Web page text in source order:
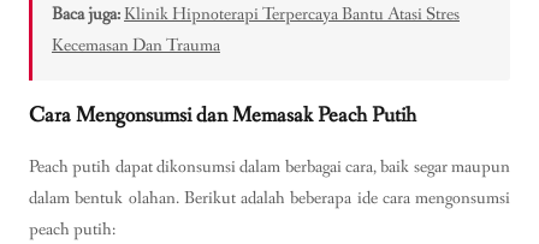
Baca juga:Klinik Hipnoterapi Terpercaya Bantu Atasi Stres
Kecemasan Dan Trauma
Cara Mengonsumsi dan Memasak Peach Putih
Peach putih dapat dikonsumsi dalam berbagai cara, baik segar maupun
dalam bentuk olahan. Berikut adalah beberapa ide cara mengonsumsi
peach putih: